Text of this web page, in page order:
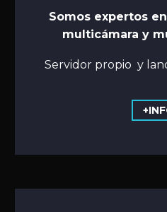
Somos expertos
multicámara y
Servidor propio y